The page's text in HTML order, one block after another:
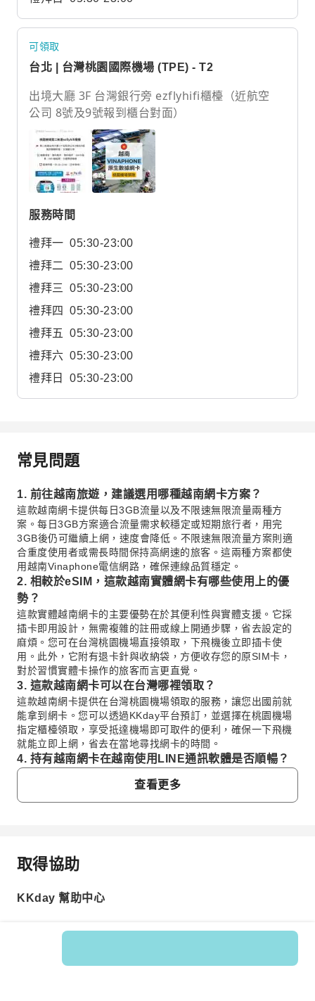
可領取
台北 | 台灣桃園國際機場 (TPE) - T2
出境大廳 3F 台灣銀行旁 ezflyhifi櫃檯（近航空
公司 8號及9號報到櫃台對面）
服務時間
禮拜一 05:30-23:00
禮拜二 05:30-23:00
禮拜三
05:30-23:00
禮拜四
05:30-23:00
禮拜五
05:30-23:00
禮拜六 05:30-23:00
禮拜日
05:30-23:00
常見問題
1. 前往越南旅遊，建議選用哪種越南網卡方案？
這款越南網卡提供每日3GB流量以及不限速無限流量兩種方
案。每日3GB方案適合流量需求較穩定或短期旅行者，用完
3GB後仍可繼續上網，速度會降低。不限速無限流量方案則適
合重度使用者或需長時間保持高網速的旅客。這兩種方案都使
用越南Vinaphone電信網路，確保連線品質穩定。
2. 相較於eSIM，這款越南實體網卡有哪些使用上的優
勢？
這款實體越南網卡的主要優勢在於其便利性與實體支援。它採
插卡即用設計，無需複雜的註冊或線上開通步驟，省去設定的
麻煩。您可在台灣桃園機場直接領取，下飛機後立即插卡使
用。此外，它附有退卡針與收納袋，方便收存您的原SIM卡，
對於習慣實體卡操作的旅客而言更直覺。
3. 這款越南網卡可以在台灣哪裡領取？
這款越南網卡提供在台灣桃園機場領取的服務，讓您出國前就
能拿到網卡。您可以透過KKday平台預訂，並選擇在桃園機場
指定櫃檯領取，享受抵達機場即可取件的便利，確保一下飛機
就能立即上網，省去在當地尋找網卡的時間。
4. 持有越南網卡在越南使用LINE通訊軟體是否順暢？
這款越南網卡使用當地最大電信Vinaphone的網路，在大城市
與觀光區普遍能享有4G LTE的穩定網速。因此，在越南境內使
用LINE進行文字訊息、語音通話或視訊通話通常都會很順暢。
這款越南網卡採用Vinaphone電信的4G LTE網路，在大城市和
使用Uber、Grab等交通出行APP查詢路線、預訂車輛或即時通
訊，通常都能保持順暢，不太會遇到網路連接方面的問題。
城市與觀光區的網路覆蓋和速度如何？
城市如河內、胡志明市，以及峴港、芽莊、富國島等主要觀光
查看更多
常見問題
1. 前往越南旅遊，建議選用哪種越南網卡方案？
方案。每日3GB方案適合流量需求較穩定或短期旅行者，
取得協助
KKday 幫助中心
商品編號: 267005